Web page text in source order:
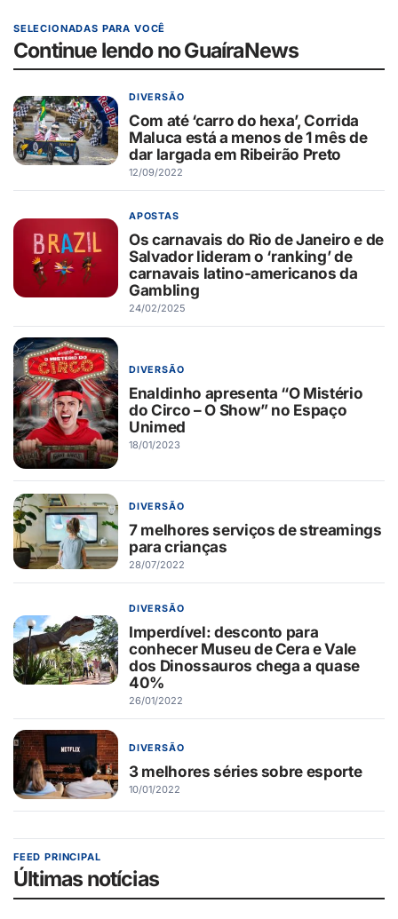
SELECIONADAS PARA VOCÊ
Continue lendo no GuaíraNews
DIVERSÃO
Com até ‘carro do hexa’, Corrida
Maluca está a menos de 1 mês de
dar largada em Ribeirão Preto
12/09/2022
APOSTAS
Os carnavais do Rio de Janeiro e de
Salvador lideram o ‘ranking’ de
carnavais latino-americanos da
Gambling
24/02/2025
DIVERSÃO
Enaldinho apresenta “O Mistério
do Circo – O Show” no Espaço
Unimed
18/01/2023
DIVERSÃO
7 melhores serviços de streamings
para crianças
28/07/2022
DIVERSÃO
Imperdível: desconto para
conhecer Museu de Cera e Vale
dos Dinossauros chega a quase
40%
26/01/2022
DIVERSÃO
3 melhores séries sobre esporte
10/01/2022
FEED PRINCIPAL
Últimas notícias